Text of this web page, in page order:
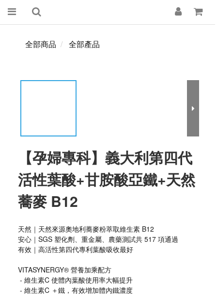
全部商品 全部產品
【孕婦專科】義大利第四代
活性葉酸+甘胺酸亞鐵+天然
蕎麥 B12
天然｜天然來源奧地利蕎麥粉萃取維生素 B12
安心｜SGS 塑化劑、重金屬、農藥測試共 517 項通過
有效｜高活性第四代專利葉酸吸收最好
VITASYNERGY® 營養加乘配方
- 維生素C 使體內葉酸使用率大幅提升
- 維生素C ＋鐵，有效增加體內鐵濃度